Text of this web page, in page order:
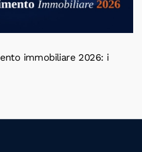
immobiliare 2026: i